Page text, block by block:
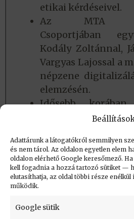
Adattárunk a látogatókról semmilyen
és nem tárol. Az oldalon egyetlen elem
oldalon elérhető Google keresőmező.
kell fogadnia a hozzá tartozó sütiket —
elutasíthatja, az oldal többi része enélkül
működik.
Google sütik
etikai kérdéseivel.
Az MTA
Csoportjában
Kodály Zoltánnal,
Vargyas Lajossal a
népzene
elemzésén.
Idősebb
dolgozta fel
Létrehozva: 2015.11.24. 19:29
Utolsó módosítás: 2026.02.04.